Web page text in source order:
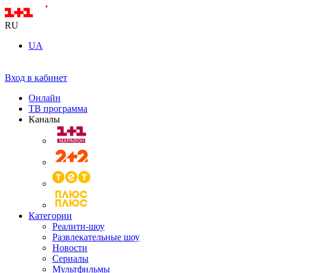
RU
UA
Вход в кабинет
Онлайн
ТВ программа
Каналы
Категории
Реалити-шоу
Развлекательные шоу
Новости
Сериалы
Мультфильмы